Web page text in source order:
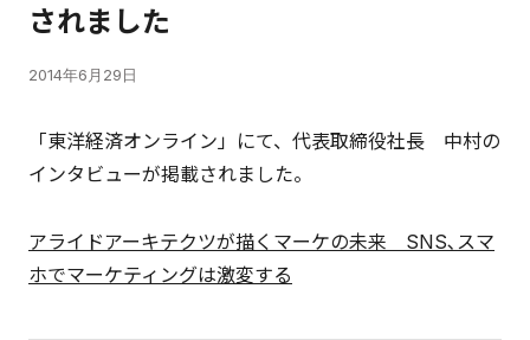
されました
2014年6月29日
「東洋経済オンライン」にて、代表取締役社長 中村の
インタビューが掲載されました。
アライドアーキテクツが描くマーケの未来 SNS､スマ
ホでマーケティングは激変する